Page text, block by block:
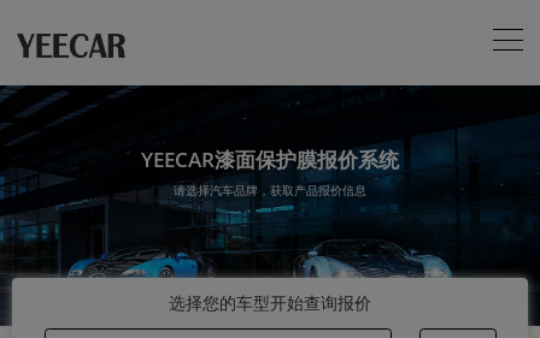
YEECAR漆面保护膜报价系统
请选择汽车品牌，获取产品报价信息
选择您的车型开始查询报价